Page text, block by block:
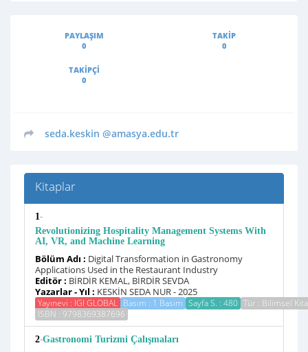
PAYLAŞIM
0
TAKIP
0
TAKIPÇI
0
seda.keskin @amasya.edu.tr
Kitaplar
1-
Revolutionizing Hospitality Management Systems With
AI, VR, and Machine Learning
Bölüm Adı : Digital Transformation in Gastronomy
Applications Used in the Restaurant Industry
Editör : BİRDİR KEMAL, BİRDİR SEVDA
Yazarlar - Yıl : KESKİN SEDA NUR - 2025
Yayınevi : IGI GLOBAL Basım : 1 Basım Sayfa S. : 480 Tür : Bilimsel
ISBN : 9798369387696
2-Gastronomi Turizmi Çalışmaları